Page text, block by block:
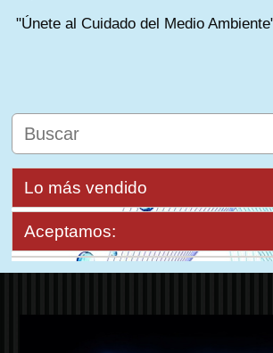
"Únete al Cuidado del Medio
Lo más vendido
Aceptamos: